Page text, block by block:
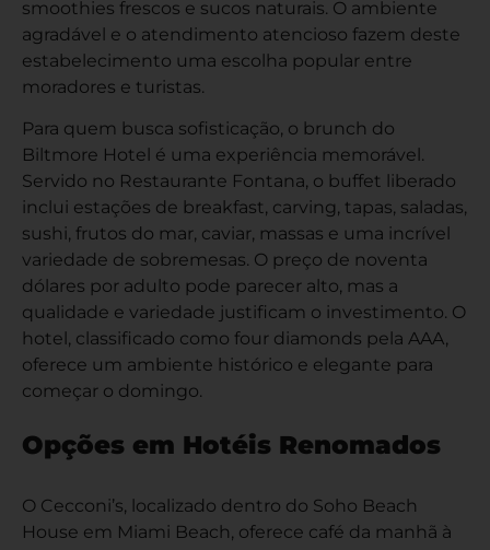
smoothies frescos e sucos naturais. O ambiente
agradável e o atendimento atencioso fazem deste
estabelecimento uma escolha popular entre
moradores e turistas.
Para quem busca sofisticação, o brunch do
Biltmore Hotel é uma experiência memorável.
Servido no Restaurante Fontana, o buffet liberado
inclui estações de breakfast, carving, tapas, saladas,
sushi, frutos do mar, caviar, massas e uma incrível
variedade de sobremesas. O preço de noventa
dólares por adulto pode parecer alto, mas a
qualidade e variedade justificam o investimento. O
hotel, classificado como four diamonds pela AAA,
oferece um ambiente histórico e elegante para
começar o domingo.
Opções em Hotéis Renomados
O Cecconi’s, localizado dentro do Soho Beach
House em Miami Beach, oferece café da manhã à